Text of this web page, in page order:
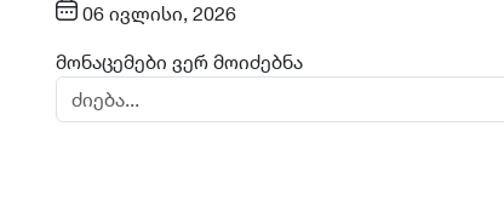
06 ივლისი, 2026
მონაცემები ვერ მოიძებნა